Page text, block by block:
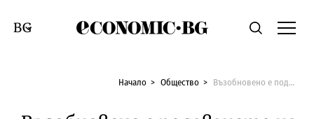
Economic.bgТърсене
Смяна на език
Начало Общество Възобновено е подаването на данни от Търговския регистър към RegiX